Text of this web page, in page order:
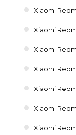
Xiaomi
Xiaomi
Xiaomi
Xiaomi
Xiaomi
Xiaomi
Xiaomi